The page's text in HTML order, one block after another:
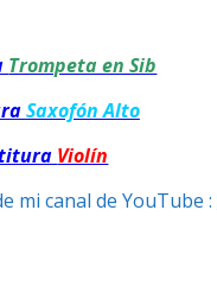
Trompeta en Sib
Saxofón Alto
Violín
mi canal de YouTube :